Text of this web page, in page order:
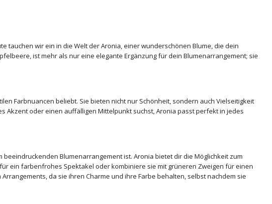
tauchen wir ein in die Welt der Aronia, einer wunderschönen Blume, die dein
ist mehr als nur eine elegante Ergänzung für dein Blumenarrangement; sie
Farbnuancen beliebt. Sie bieten nicht nur Schönheit, sondern auch Vielseitigkeit
Akzent oder einen auffälligen Mittelpunkt suchst, Aronia passt perfekt in jedes
Blumenarrangement ist. Aronia bietet dir die Möglichkeit zum
ein farbenfrohes Spektakel oder kombiniere sie mit grüneren Zweigen für einen
da sie ihren Charme und ihre Farbe behalten, selbst nachdem sie